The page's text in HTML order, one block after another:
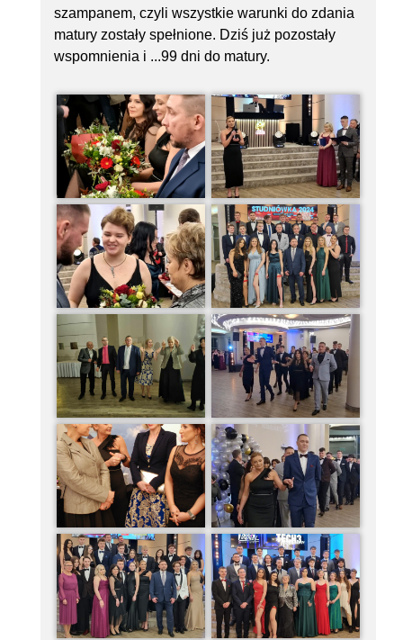
szampanem, czyli wszystkie warunki do zdania
matury zostały spełnione. Dziś już pozostały
wspomnienia i ...99 dni do matury.